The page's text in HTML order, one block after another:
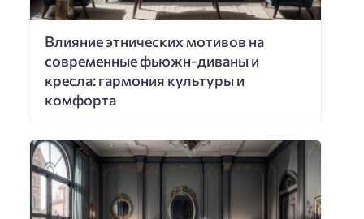
Влияние этнических мотивов на
современные фьюжн-диваны и
кресла: гармония культуры и
комфорта